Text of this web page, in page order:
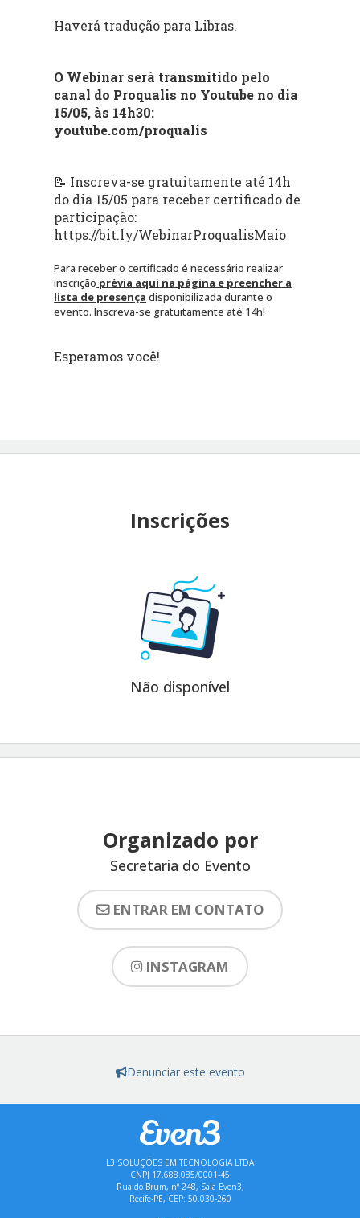
Haverá tradução para Libras.
O Webinar será transmitido pelo
canal do Proqualis no Youtube no dia
15/05, às 14h30:
youtube.com/proqualis
📝 Inscreva-se gratuitamente até 14h
do dia 15/05 para receber certificado de
participação:
https://bit.ly/WebinarProqualisMaio
Para receber o certificado é necessário realizar
inscrição prévia aqui na página e preencher a
lista de presença disponibilizada durante o
evento. Inscreva-se gratuitamente até 14h!
Esperamos você!
Inscrições
Não disponível
Organizado por
Secretaria do Evento
ENTRAR EM CONTATO
INSTAGRAM
Denunciar este evento
L3 SOLUÇÕES EM TECNOLOGIA LTDA
CNPJ 17.688.085/0001-45
Rua do Brum, nº 248, Sala Even3,
Recife-PE, CEP: 50.030-260